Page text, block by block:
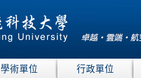
學術單位 行政單位